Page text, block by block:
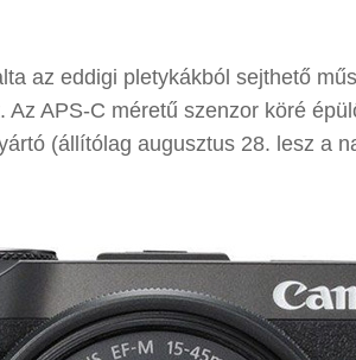
az eddigi pletykákból sejthető
APS-C méretű szenzor köré
(állítólag augusztus 28. lesz a